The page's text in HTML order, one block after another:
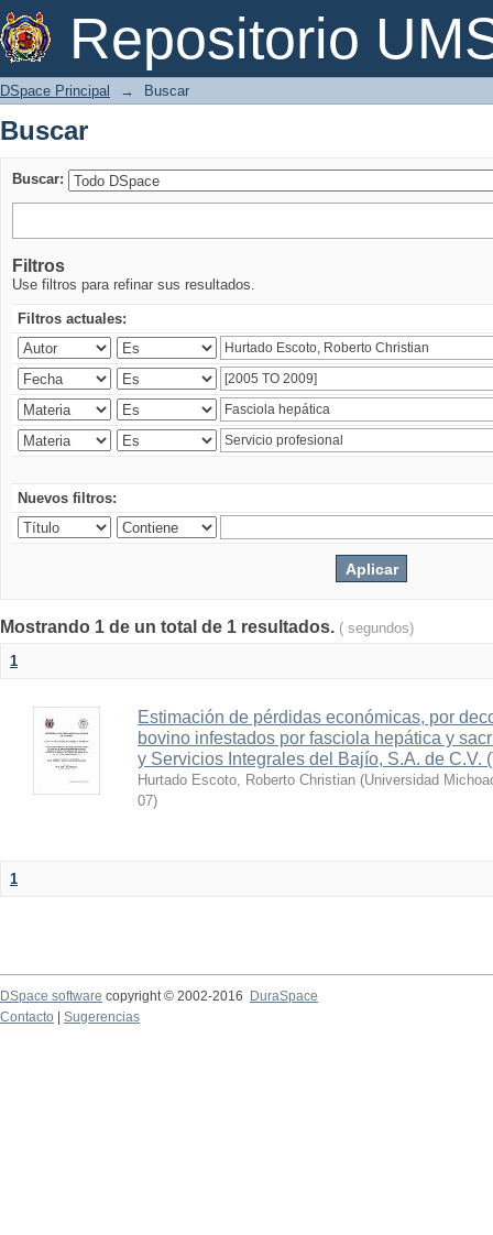
Repositorio
Buscar
DSpace Principal → Buscar
Buscar
Buscar:
Filtros
Use filtros para refinar sus resultados.
Filtros actuales:
Nuevos filtros:
Mostrando 1 de un total de 1 resultados. ( segundos)
1
Estimación de pérdidas económicas, por
bovino infestados por fasciola hepática y
y Servicios Integrales del Bajío, S.A. de C.V.
Hurtado Escoto, Roberto Christian (Universidad
07)
1
DSpace software copyright © 2002-2016
DuraSpace
Contacto
Sugerencias